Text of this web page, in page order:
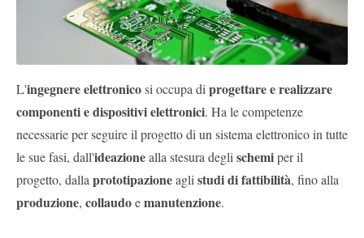
Area
Aziende
L'ingegnere elettronicosi occupa diprogettare e realizzare
componenti e dispositivi elettronici. Ha le competenze
necessarie per seguire il progetto di un sistema elettronico in tutte
le sue fasi, dall'ideazionealla stesura deglischemiper il
progetto, dallaprototipazioneaglistudi di fattibilità, fino alla
produzione, collaudoemanutenzione.